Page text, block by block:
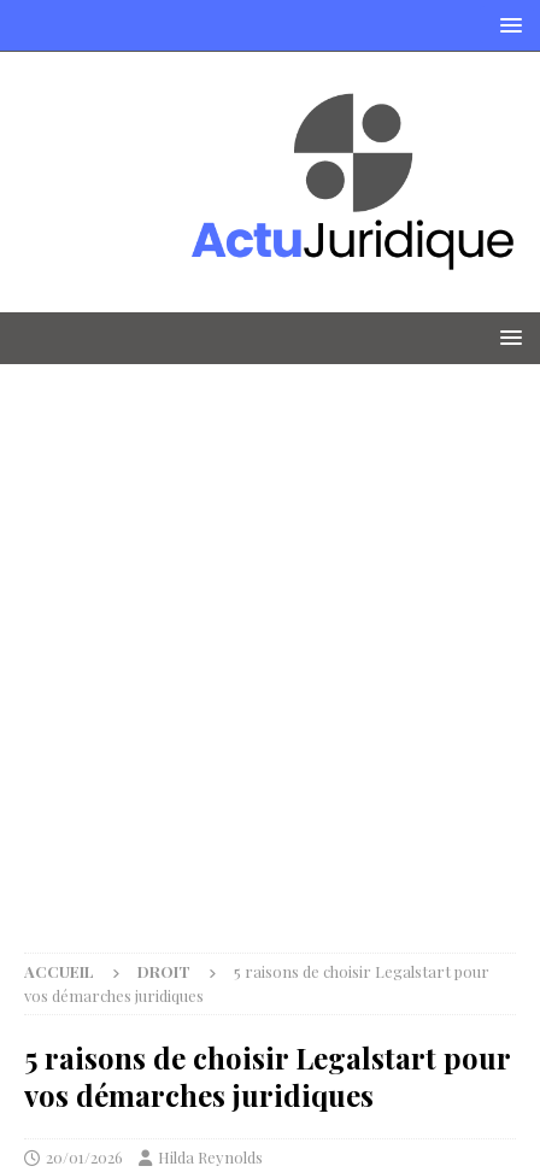
ACCUEIL DROIT
5 raisons de choisir Legalstart pour
vos démarches juridiques
5 raisons de choisir Legalstart pour
vos démarches juridiques
20/01/2026 Hilda Reynolds